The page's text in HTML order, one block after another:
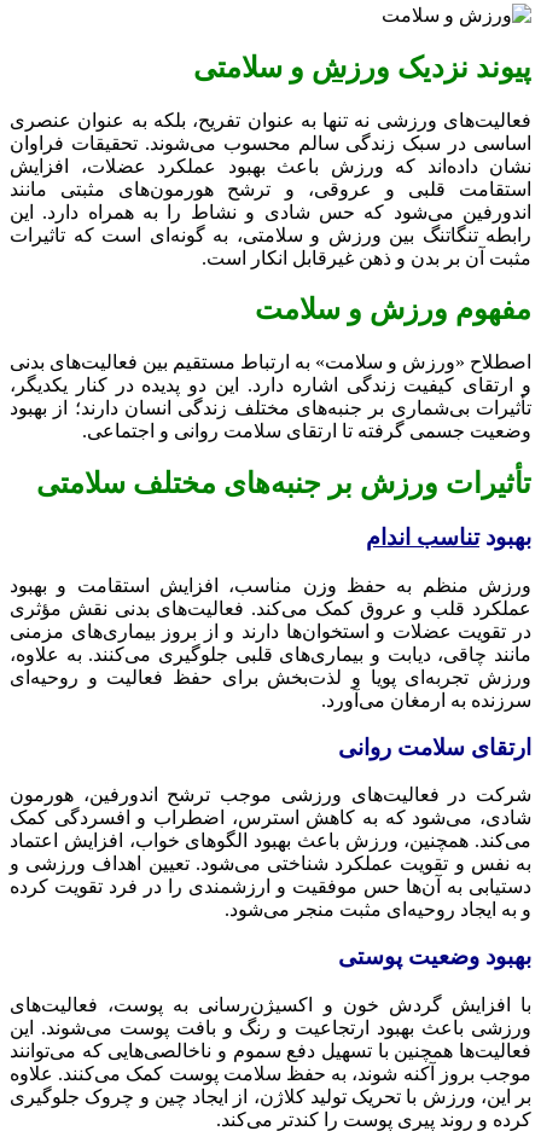
پیوند نزدیک ورزش و سلامتی
فعالیت‌های ورزشی نه تنها به عنوان تفریح، بلکه به عنوان عنصری
اساسی در سبک زندگی سالم محسوب می‌شوند. تحقیقات فراوان
نشان داده‌اند که ورزش باعث بهبود عملکرد عضلات، افزایش
استقامت قلبی و عروقی، و ترشح هورمون‌های مثبتی مانند
اندورفین می‌شود که حس شادی و نشاط را به همراه دارد. این
رابطه تنگاتنگ بین ورزش و سلامتی، به گونه‌ای است که تاثیرات
مثبت آن بر بدن و ذهن غیرقابل انکار است.
مفهوم ورزش و سلامت
اصطلاح «ورزش و سلامت» به ارتباط مستقیم بین فعالیت‌های بدنی
و ارتقای کیفیت زندگی اشاره دارد. این دو پدیده در کنار یکدیگر،
تأثیرات بی‌شماری بر جنبه‌های مختلف زندگی انسان دارند؛ از بهبود
وضعیت جسمی گرفته تا ارتقای سلامت روانی و اجتماعی.
تأثیرات ورزش بر جنبه‌های مختلف سلامتی
بهبودتناسب اندام
ورزش منظم به حفظ وزن مناسب، افزایش استقامت و بهبود
عملکرد قلب و عروق کمک می‌کند. فعالیت‌های بدنی نقش مؤثری
در تقویت عضلات و استخوان‌ها دارند و از بروز بیماری‌های مزمنی
مانند چاقی، دیابت و بیماری‌های قلبی جلوگیری می‌کنند. به علاوه،
ورزش تجربه‌ای پویا و لذت‌بخش برای حفظ فعالیت و روحیه‌ای
سرزنده به ارمغان می‌آورد.
ارتقای سلامت روانی
شرکت در فعالیت‌های ورزشی موجب ترشح اندورفین، هورمون
شادی، می‌شود که به کاهش استرس، اضطراب و افسردگی کمک
می‌کند. همچنین، ورزش باعث بهبود الگوهای خواب، افزایش اعتماد
به نفس و تقویت عملکرد شناختی می‌شود. تعیین اهداف ورزشی و
دستیابی به آن‌ها حس موفقیت و ارزشمندی را در فرد تقویت کرده
و به ایجاد روحیه‌ای مثبت منجر می‌شود.
بهبود وضعیت پوستی
با افزایش گردش خون و اکسیژن‌رسانی به پوست، فعالیت‌های
ورزشی باعث بهبود ارتجاعیت و رنگ و بافت پوست می‌شوند. این
فعالیت‌ها همچنین با تسهیل دفع سموم و ناخالصی‌هایی که می‌توانند
موجب بروز آکنه شوند، به حفظ سلامت پوست کمک می‌کنند. علاوه
بر این، ورزش با تحریک تولید کلاژن، از ایجاد چین و چروک جلوگیری
کرده و روند پیری پوست را کندتر می‌کند.